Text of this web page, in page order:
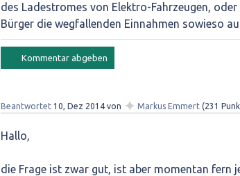
des Ladestromes von Elektro-Fahrzeugen,
Bürger die wegfallenden Einnahmen sowieso
Beantwortet 10, Dez 2014 von ✦ Markus Emmert (231
Hallo,
die Frage ist zwar gut, ist aber momentan fern